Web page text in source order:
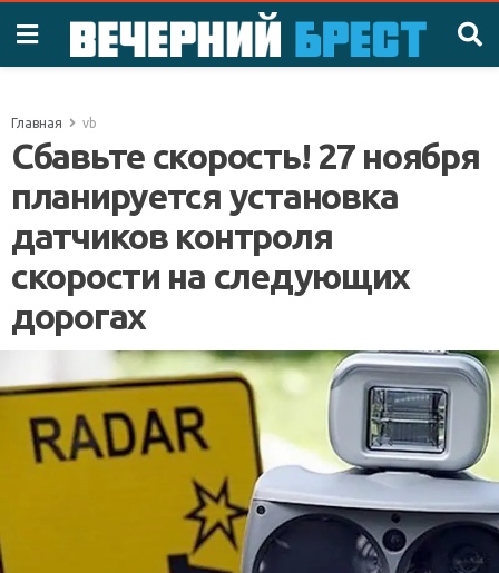
Главная vb
Сбавьте скорость! 27 ноября
планируется установка
датчиков контроля
скорости на следующих
дорогах